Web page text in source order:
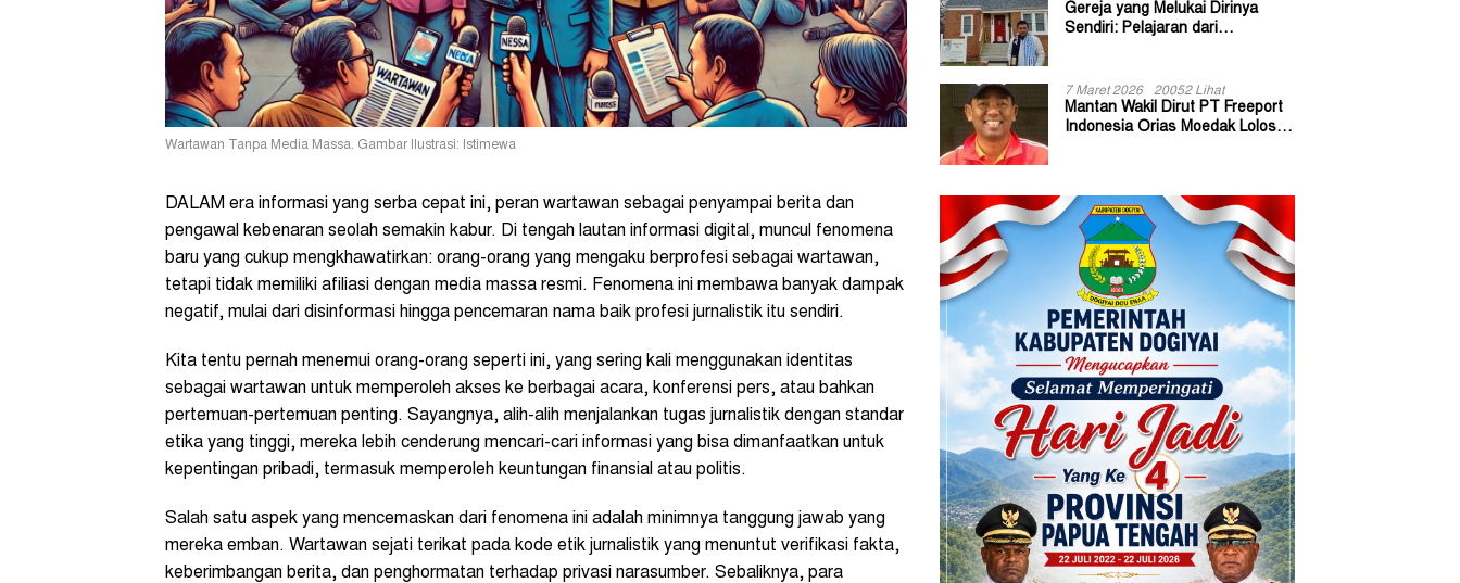
Wartawan Tanpa Media Massa. Gambar Ilustrasi: Istimewa
DALAM era informasi yang serba cepat ini, peran wartawan sebagai penyampai berita dan
pengawal kebenaran seolah semakin kabur. Di tengah lautan informasi digital, muncul fenomena
baru yang cukup mengkhawatirkan: orang-orang yang mengaku berprofesi sebagai wartawan,
tetapi tidak memiliki afiliasi dengan media massa resmi. Fenomena ini membawa banyak dampak
negatif, mulai dari disinformasi hingga pencemaran nama baik profesi jurnalistik itu sendiri.
Kita tentu pernah menemui orang-orang seperti ini, yang sering kali menggunakan identitas
sebagai wartawan untuk memperoleh akses ke berbagai acara, konferensi pers, atau bahkan
pertemuan-pertemuan penting. Sayangnya, alih-alih menjalankan tugas jurnalistik dengan standar
etika yang tinggi, mereka lebih cenderung mencari-cari informasi yang bisa dimanfaatkan untuk
kepentingan pribadi, termasuk memperoleh keuntungan finansial atau politis.
Salah satu aspek yang mencemaskan dari fenomena ini adalah minimnya tanggung jawab yang
mereka emban. Wartawan sejati terikat pada kode etik jurnalistik yang menuntut verifikasi fakta,
keberimbangan berita, dan penghormatan terhadap privasi narasumber. Sebaliknya, para
Gereja yang Melukai Dirinya
Sendiri: Pelajaran dari
7 Maret 2026 20052 Lihat
Mantan Wakil Dirut PT Freeport
Indonesia Orias Moedak Lolos